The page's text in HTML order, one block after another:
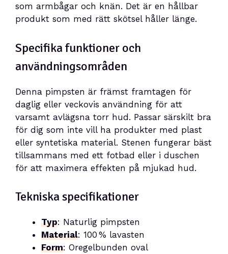
som armbågar och knän. Det är en hållbar
produkt som med rätt skötsel håller länge.
Specifika funktioner och
användningsområden
Denna pimpsten är främst framtagen för
daglig eller veckovis användning för att
varsamt avlägsna torr hud. Passar särskilt bra
för dig som inte vill ha produkter med plast
eller syntetiska material. Stenen fungerar bäst
tillsammans med ett fotbad eller i duschen
för att maximera effekten på mjukad hud.
Tekniska specifikationer
Typ: Naturlig pimpsten
Material: 100 % lavasten
Form: Oregelbunden oval